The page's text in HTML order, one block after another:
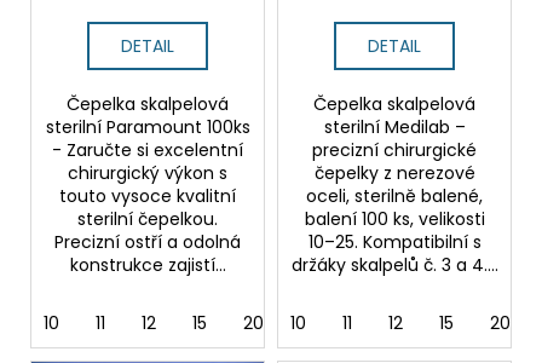
DETAIL
Čepelka skalpelová
sterilní Paramount 100ks
- Zaručte si excelentní
chirurgický výkon s
touto vysoce kvalitní
sterilní čepelkou.
Precizní ostří a odolná
konstrukce zajistí...
10 11 12 15 20 21
DETAIL
Čepelka skalpelová
sterilní Medilab –
precizní chirurgické
čepelky z nerezové
oceli, sterilně balené,
balení 100 ks, velikosti
10–25. Kompatibilní s
držáky skalpelů č. 3 a 4....
10 11 12 15 20